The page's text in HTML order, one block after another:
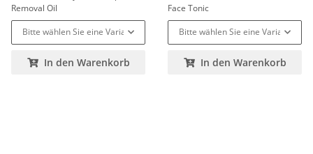
Removal Oil
Bitte wählen Sie eine Variation.
In den Warenkorb
Face Tonic
Bitte wählen Sie eine Variation.
In den Warenkorb